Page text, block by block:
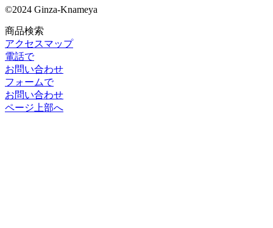
©2024 Ginza-Knameya
商品検索
アクセスマップ
電話で
お問い合わせ
フォームで
お問い合わせ
ページ上部へ